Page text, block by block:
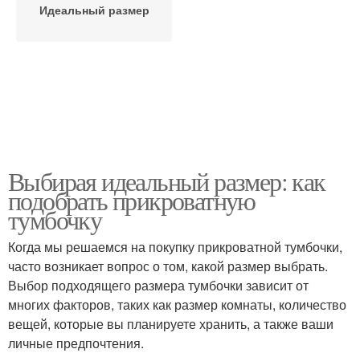
Идеальный размер
Выбирая идеальный размер: как
подобрать прикроватную
тумбочку
Когда мы решаемся на покупку прикроватной тумбочки,
часто возникает вопрос о том, какой размер выбрать.
Выбор подходящего размера тумбочки зависит от
многих факторов, таких как размер комнаты, количество
вещей, которые вы планируете хранить, а также ваши
личные предпочтения.